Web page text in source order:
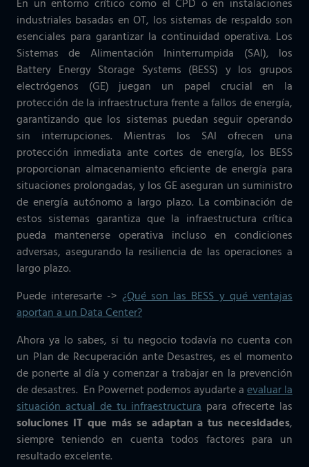
En un entorno crítico como el CPD o en instalaciones
industriales basadas en OT, los sistemas de respaldo son
esenciales para garantizar la continuidad operativa. Los
Sistemas de Alimentación Ininterrumpida (SAI), los
Battery Energy Storage Systems (BESS) y los grupos
electrógenos (GE) juegan un papel crucial en la
protección de la infraestructura frente a fallos de energía,
garantizando que los sistemas puedan seguir operando
sin interrupciones. Mientras los SAI ofrecen una
protección inmediata ante cortes de energía, los BESS
proporcionan almacenamiento eficiente de energía para
situaciones prolongadas, y los GE aseguran un suministro
de energía autónomo a largo plazo. La combinación de
estos sistemas garantiza que la infraestructura crítica
pueda mantenerse operativa incluso en condiciones
adversas, asegurando la resiliencia de las operaciones a
largo plazo.
Puede interesarte -> ¿Qué son las BESS y qué ventajas
aportan a un Data Center?
Ahora ya lo sabes, si tu negocio todavía no cuenta con
un Plan de Recuperación ante Desastres, es el momento
de ponerte al día y comenzar a trabajar en la prevención
de desastres. En Powernet podemos ayudarte aevaluar la
situación actual de tu infraestructurapara ofrecerte las
soluciones IT que más se adaptan a tus necesidades,
siempre teniendo en cuenta todos factores para un
resultado excelente.